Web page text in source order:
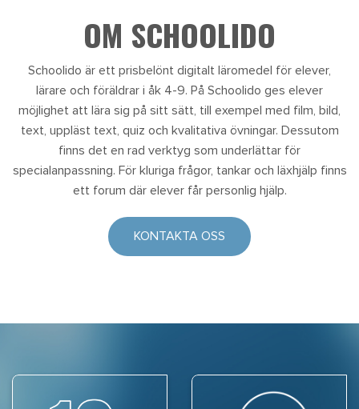
OM SCHOOLIDO
Schoolido är ett prisbelönt digitalt läromedel för elever,
lärare och föräldrar i åk 4-9. På Schoolido ges elever
möjlighet att lära sig på sitt sätt, till exempel med film, bild,
text, uppläst text, quiz och kvalitativa övningar. Dessutom
finns det en rad verktyg som underlättar för
specialanpassning. För kluriga frågor, tankar och läxhjälp finns
ett forum där elever får personlig hjälp.
KONTAKTA OSS